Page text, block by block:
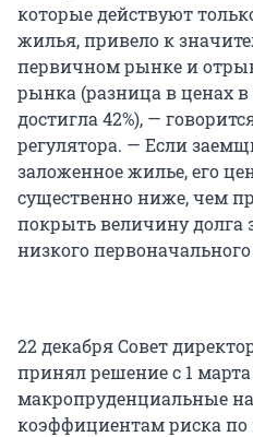
которые действуют
жилья, привело к
первичном рынке и
рынка (разница в ценах в
достигла 42%), —
регулятора. — Если
заложенное жилье, его
существенно ниже, чем
покрыть величину долга
низкого первоначального
22 декабря Совет
принял решение с 1
макропруденциальные
коэффициентам риска